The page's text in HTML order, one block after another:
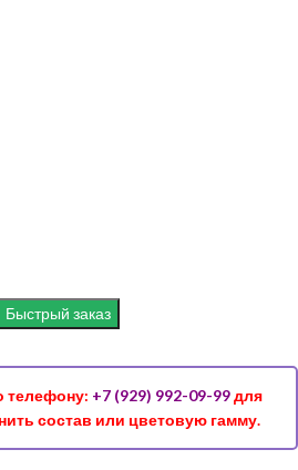
Быстрый заказ
телефону: +7 (929) 992-09-99для
состав или цветовую гамму.